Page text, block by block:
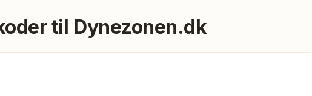
til Dynezonen.dk